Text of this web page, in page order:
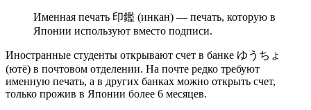
Именная печать 印鑑 (инкан) — печать, которую в
Японии используют вместо подписи.
Иностранные студенты открывают счет в банке ゆうちょ
(ютё) в почтовом отделении. На почте редко требуют
именную печать, а в других банках можно открыть счет,
только прожив в Японии более 6 месяцев.